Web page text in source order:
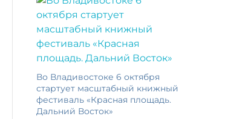
Во Владивостоке 6 октября
стартует масштабный книжный
фестиваль «Красная площадь.
Дальний Восток»